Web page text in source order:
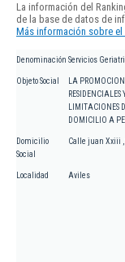
La información del
de la base de datos de
Más información sobre el
Denominación Servicios
Objeto Social
LA
RESIDENCIALES
LIMITACIONES
DOMICILIO A
Domicilio
Social
Calle juan Xxiii ,
Localidad Aviles